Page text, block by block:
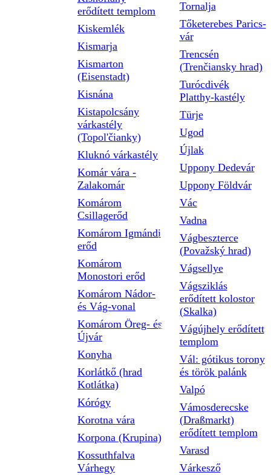
erődített templom
Kiskemlék
Kismarja
Kismarton
(Eisenstadt)
Kisnána
Kistapolcsány
várkastély
(Topol'čianky)
Kluknó várkastély
Komár vára -
Zalakomár
Komárom
Csillagerőd
Komárom Igmándi
erőd
Komárom
Monostori erőd
Komárom Nádor-
és Vág-vonal
Komárom Öreg- és
Újvár
Konyha
Korlátkő (hrad
Kotlátka)
Kórógy
Korotna vára
Korpona (Krupina)
Kossuthfalva
Várhegy
Tornalja
Tőketerebes Parics-
vár
Trencsén
(Trenčiansky hrad)
Turócdivék
Platthy-kastély
Türje
Ugod
Újlak
Uppony Dedevár
Uppony Földvár
Vác
Vadna
Vágbeszterce
(Považský hrad)
Vágsellye
Vágsziklás
erődített kolostor
(Skalka)
Vágújhely erődített
templom
Vál: gótikus torony
és török palánk
Valpó
Vámosderecske
(Draßmarkt)
erődített templom
Varasd
Várkesző